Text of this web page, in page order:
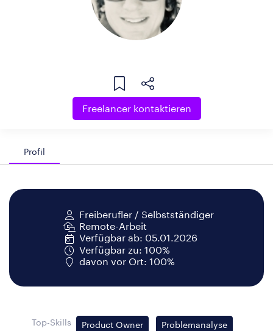
Freelancer kontaktieren
Profil
Freiberufler / Selbstständiger
Remote-Arbeit
Verfügbar ab: 05.01.2026
Verfügbar zu: 100%
davon vor Ort: 100%
Top-Skills Product Owner Problemanalyse